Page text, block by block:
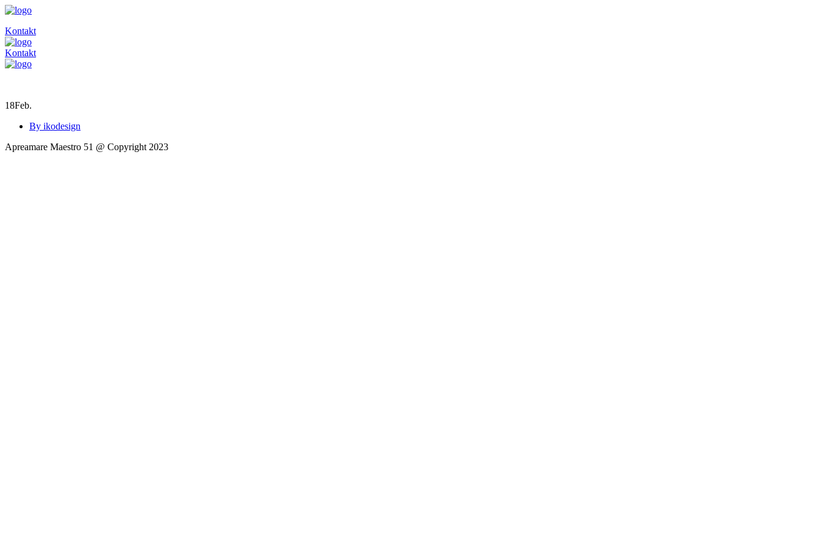
Kontakt
Kontakt
18Feb.
By ikodesign
Apreamare Maestro 51 @ Copyright 2023